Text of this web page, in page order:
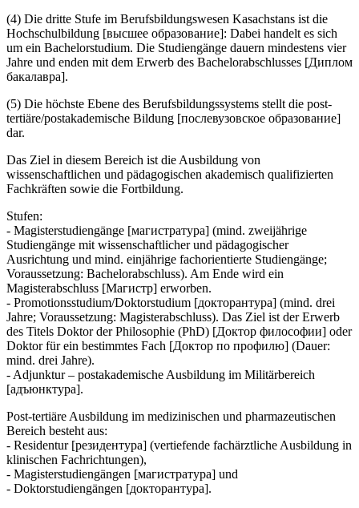
(4) Die dritte Stufe im Berufsbildungswesen Kasachstans ist die
Hochschulbildung [высшее образование]: Dabei handelt es sich
um ein Bachelorstudium. Die Studiengänge dauern mindestens vier
Jahre und enden mit dem Erwerb des Bachelorabschlusses [Диплом
бакалавра].
(5) Die höchste Ebene des Berufsbildungssystems stellt die post-
tertiäre/postakademische Bildung [послевузовское образование]
dar.
Das Ziel in diesem Bereich ist die Ausbildung von
wissenschaftlichen und pädagogischen akademisch qualifizierten
Fachkräften sowie die Fortbildung.
Stufen:
- Magisterstudiengänge [магистратура] (mind. zweijährige
Studiengänge mit wissenschaftlicher und pädagogischer
Ausrichtung und mind. einjährige fachorientierte Studiengänge;
Voraussetzung: Bachelorabschluss). Am Ende wird ein
Magisterabschluss [Магистр] erworben.
- Promotionsstudium/Doktorstudium [докторантура] (mind. drei
Jahre; Voraussetzung: Magisterabschluss). Das Ziel ist der Erwerb
des Titels Doktor der Philosophie (PhD) [Доктор философии] oder
Doktor für ein bestimmtes Fach [Доктор по профилю] (Dauer:
mind. drei Jahre).
- Adjunktur – postakademische Ausbildung im Militärbereich
[адъюнктура].
Post-tertiäre Ausbildung im medizinischen und pharmazeutischen
Bereich besteht aus:
- Residentur [резидентура] (vertiefende fachärztliche Ausbildung in
klinischen Fachrichtungen),
- Magisterstudiengängen [магистратурa] und
- Doktorstudiengängen [докторантурa].